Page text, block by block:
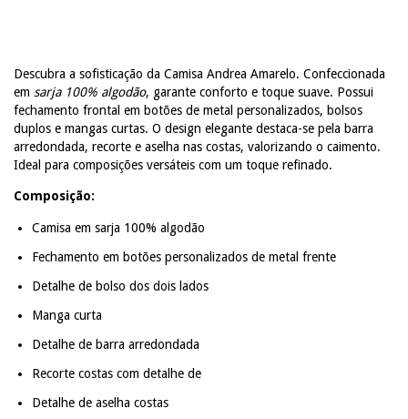
Descubra a sofisticação da Camisa Andrea Amarelo. Confeccionada
em sarja 100% algodão, garante conforto e toque suave. Possui
fechamento frontal em botões de metal personalizados, bolsos
duplos e mangas curtas. O design elegante destaca-se pela barra
arredondada, recorte e aselha nas costas, valorizando o caimento.
Ideal para composições versáteis com um toque refinado.
Composição:
Camisa em sarja 100% algodão
Fechamento em botões personalizados de metal frente
Detalhe de bolso dos dois lados
Manga curta
Detalhe de barra arredondada
Recorte costas com detalhe de
Detalhe de aselha costas